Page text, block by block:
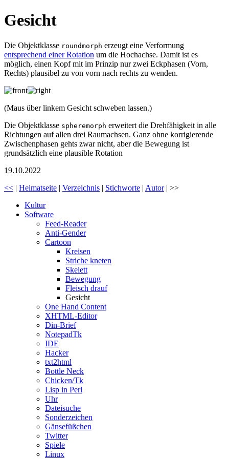
Gesicht
Die Objektklasse roundmorph erzeugt eine Verformung
entsprechend einer Rotation um die Hochachse. Damit ist es
möglich, einen Kopf mit im Prinzip nur zwei Eckphasen (Vorn,
Rechts) plausibel zu von vorn nach rechts zu wenden.
(Maus über linkem Gesicht schweben lassen.)
Die Objektklasse spheremorph erweitert die Drehfähigkeit in alle
Richtungen auf allen drei Raumachsen. Ganz ohne korrigierende
Zwischenphasen gehts zwar nicht, aber die Bewegung ist
grundsätzlich eine plausible Rotation
19.10.2022
<< | Heimatseite | Verzeichnis | Stichworte | Autor| >>
Kultur
Software
Feed-Reader
Anti-Gender
Cartoon
Kreisen
Striche kneten
Skelett
Bewegung
Fleisch drauf
Gesicht
One Hand Content
XHTML-Editor
Din-Brief
NotepadTk
IDE
Hacker
txt2html
Bottle Neck
Chicken/Tk
Lisp in Perl
Uhr
Dateisuche
Sonderzeichen
Gänsefüßchen
Twitter
Spiele
Linux